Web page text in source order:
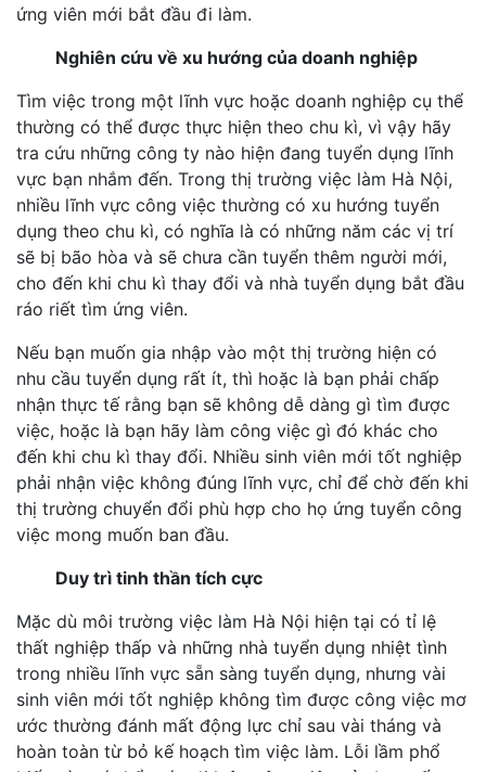
ứng viên mới bắt đầu đi làm.
Nghiên cứu về xu hướng của doanh nghiệp
Tìm việc trong một lĩnh vực hoặc doanh nghiệp cụ thể
thường có thể được thực hiện theo chu kì, vì vậy hãy
tra cứu những công ty nào hiện đang tuyển dụng lĩnh
vực bạn nhắm đến. Trong thị trường việc làm Hà Nội,
nhiều lĩnh vực công việc thường có xu hướng tuyển
dụng theo chu kì, có nghĩa là có những năm các vị trí
sẽ bị bão hòa và sẽ chưa cần tuyển thêm người mới,
cho đến khi chu kì thay đổi và nhà tuyển dụng bắt đầu
ráo riết tìm ứng viên.
Nếu bạn muốn gia nhập vào một thị trường hiện có
nhu cầu tuyển dụng rất ít, thì hoặc là bạn phải chấp
nhận thực tế rằng bạn sẽ không dễ dàng gì tìm được
việc, hoặc là bạn hãy làm công việc gì đó khác cho
đến khi chu kì thay đổi. Nhiều sinh viên mới tốt nghiệp
phải nhận việc không đúng lĩnh vực, chỉ để chờ đến khi
thị trường chuyển đổi phù hợp cho họ ứng tuyển công
việc mong muốn ban đầu.
Duy trì tinh thần tích cực
Mặc dù môi trường việc làm Hà Nội hiện tại có tỉ lệ
thất nghiệp thấp và những nhà tuyển dụng nhiệt tình
trong nhiều lĩnh vực sẵn sàng tuyển dụng, nhưng vài
sinh viên mới tốt nghiệp không tìm được công việc mơ
ước thường đánh mất động lực chỉ sau vài tháng và
hoàn toàn từ bỏ kế hoạch tìm việc làm. Lỗi lầm phổ